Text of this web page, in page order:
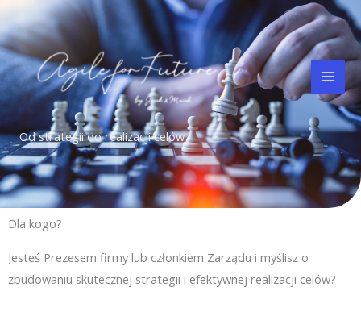
Przejdź
do
treści
Od strategii do realizacji celów
Dla kogo?
Jesteś Prezesem firmy lub członkiem Zarządu i myślisz o
zbudowaniu skutecznej strategii i efektywnej realizacji celów?